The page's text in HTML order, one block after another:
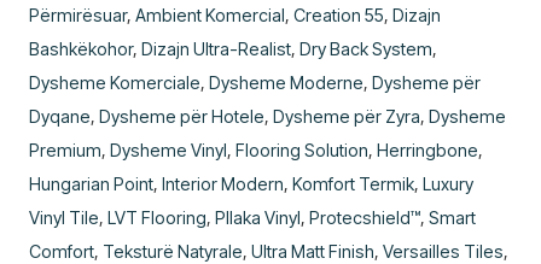
Përmirësuar, Ambient Komercial, Creation 55, Dizajn
Bashkëkohor, Dizajn Ultra-Realist, Dry Back System,
Dysheme Komerciale, Dysheme Moderne, Dysheme për
Dyqane, Dysheme për Hotele, Dysheme për Zyra, Dysheme
Premium, Dysheme Vinyl, Flooring Solution, Herringbone,
Hungarian Point, Interior Modern, Komfort Termik, Luxury
Vinyl Tile, LVT Flooring, Pllaka Vinyl, Protecshield™, Smart
Comfort, Teksturë Natyrale, Ultra Matt Finish, Versailles Tiles,